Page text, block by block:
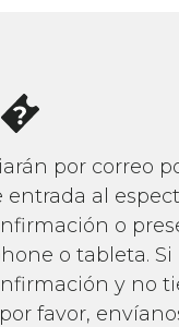
por correo
al
o
o tableta. Si
y no
favor,